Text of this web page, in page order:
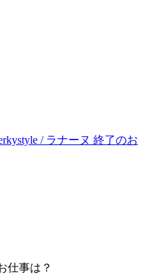
/ ラナーヌ 終了のお
仕事は？